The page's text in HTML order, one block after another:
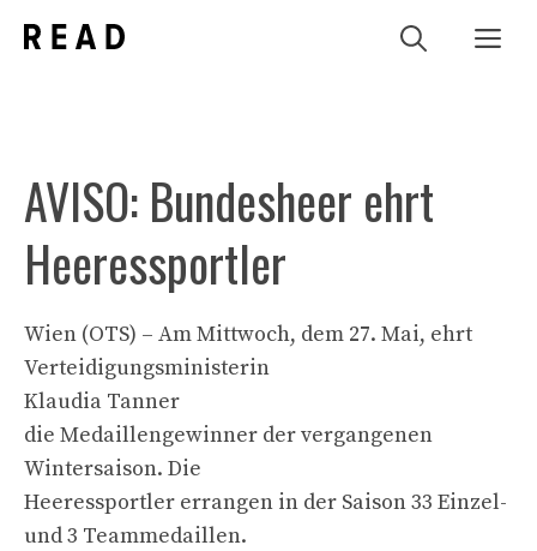
Inhalt
AVISO: Bundesheer ehrt
Heeressportler
Wien (OTS) – Am Mittwoch, dem 27. Mai, ehrt
Verteidigungsministerin
Klaudia Tanner
die Medaillengewinner der vergangenen
Wintersaison. Die
Heeressportler errangen in der Saison 33 Einzel-
und 3 Teammedaillen.